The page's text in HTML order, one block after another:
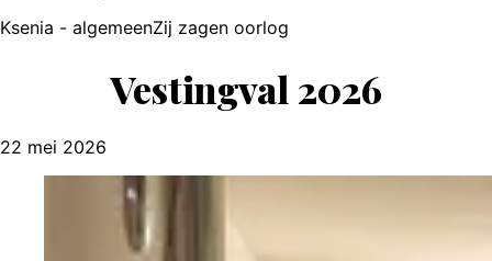
Ksenia - algemeenZij zagen oorlog
Vestingval 2026
22 mei 2026